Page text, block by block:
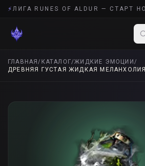
⚡
ГЛАВНАЯ/ КАТАЛОГ/ЖИДКИЕ ЭМОЦИИ /
ДРЕВНЯЯ ГУСТАЯ ЖИДКАЯ МЕЛАНХОЛИЯ